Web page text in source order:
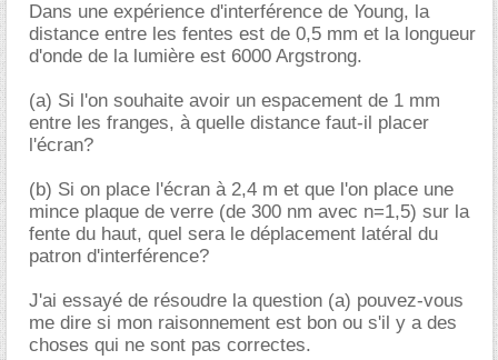
Dans une expérience d'interférence de Young, la
distance entre les fentes est de 0,5 mm et la longueur
d'onde de la lumière est 6000 Argstrong.
(a) Si l'on souhaite avoir un espacement de 1 mm
entre les franges, à quelle distance faut-il placer
l'écran?
(b) Si on place l'écran à 2,4 m et que l'on place une
mince plaque de verre (de 300 nm avec n=1,5) sur la
fente du haut, quel sera le déplacement latéral du
patron d'interférence?
J'ai essayé de résoudre la question (a) pouvez-vous
me dire si mon raisonnement est bon ou s'il y a des
choses qui ne sont pas correctes.